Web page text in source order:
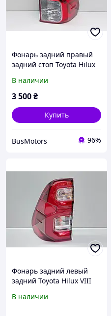
Фонарь задний правый
задний стоп Toyota Hilux
0K260 Звичайний
В наличии
3 500₴
Купить
BusMotors 96%
Фонарь задний левый
задний Toyota Hilux VIII
LED
В наличии